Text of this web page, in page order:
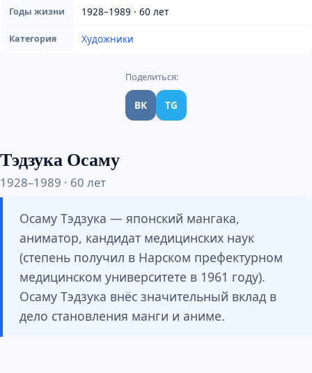
Годы жизни 1928–1989 · 60 лет
Категория Художники
Поделиться:
ВК TG
Тэдзука Осаму
1928–1989 · 60 лет
Осаму Тэдзука — японский мангака,
аниматор, кандидат медицинских наук
(степень получил в Нарском префектурном
медицинском университете в 1961 году).
Осаму Тэдзука внёс значительный вклад в
дело становления манги и аниме.